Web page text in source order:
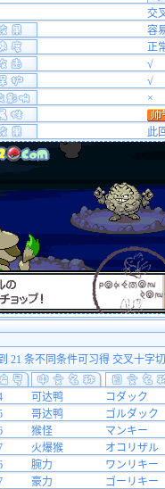
交
容
正
√
√
×
此
21 条不同条件可习得 交叉十字
可达鸭 コダック
哥达鸭 ゴルダック
猴怪 マンキー
火爆猴 オコリザル
腕力 ワンリキー
豪力 ゴーリキー